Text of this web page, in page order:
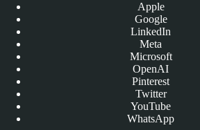
Apple
Google
LinkedIn
Meta
Microsoft
OpenAI
Pinterest
Twitter
YouTube
WhatsApp